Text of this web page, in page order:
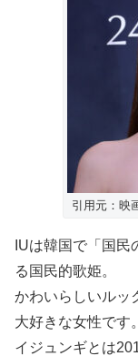
引用元：映
IUは韓国で「国
る国民的歌姫。
かわいらしいルッ
大好きな女性です。
イジュンギとは